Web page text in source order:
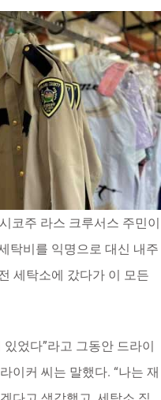
코주 라스 크루서스 주민이
탁비를 익명으로 대신 내주
세탁소에 갔다가 이 모든
었다”라고 그동안 드라이
이커 씨는 말했다. “나는 재